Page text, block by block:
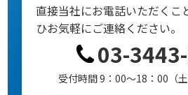
直接当社にお電話いただくこ
ひお気軽にご連絡ください。
03-
受付時間 9：00～18：00（土